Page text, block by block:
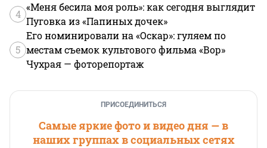
4
«Меня бесила моя роль»: как сегодня выглядит
Пуговка из «Папиных дочек»
5
Его номинировали на «Оскар»: гуляем по
местам съемок культового фильма «Вор»
Чухрая — фоторепортаж
ПРИСОЕДИНИТЬСЯ
Самые яркие фото и видео дня — в
наших группах в социальных сетях